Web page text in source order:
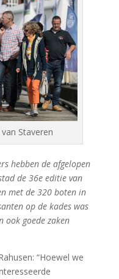
Staveren
hebben de afgelopen
de 36e editie van
met de 320 boten in
op de kades was
ook goede zaken
“Hoewel we